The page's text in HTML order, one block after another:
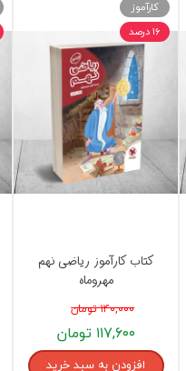
کتاب کارآموز ریاضی نهم
مهروماه
۱۴۰,۰۰۰ تومان
۱۱۷,۶۰۰ تومان
افزودن به سبد خرید
کارآموز
۱۶ درصد